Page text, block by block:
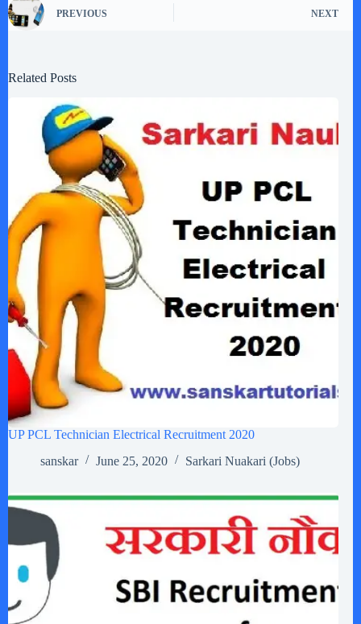
PREVIOUS NEXT
Related Posts
UP PCL Technician Electrical Recruitment 2020
sanskar
June 25, 2020 Sarkari Nuakari (Jobs)